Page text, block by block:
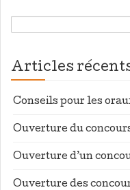
Articles
Conseils pour les
Ouverture du
Ouverture d’un
Ouverture des